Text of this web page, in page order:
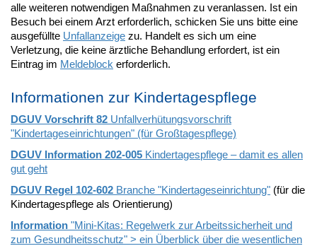
alle weiteren notwendigen Maßnahmen zu veranlassen. Ist ein
Besuch bei einem Arzt erforderlich, schicken Sie uns bitte eine
ausgefüllte Unfallanzeige zu. Handelt es sich um eine
Verletzung, die keine ärztliche Behandlung erfordert, ist ein
Eintrag im Meldeblock erforderlich.
Informationen zur Kindertagespflege
DGUV Vorschrift 82 Unfallverhütungsvorschrift
"Kindertageseinrichtungen" (für Großtagespflege)
DGUV Information 202-005 Kindertagespflege – damit es allen
gut geht
DGUV Regel 102-602 Branche "Kindertageseinrichtung" (für die
Kindertagespflege als Orientierung)
Information "Mini-Kitas: Regelwerk zur Arbeitssicherheit und
zum Gesundheitsschutz" > ein Überblick über die wesentlichen